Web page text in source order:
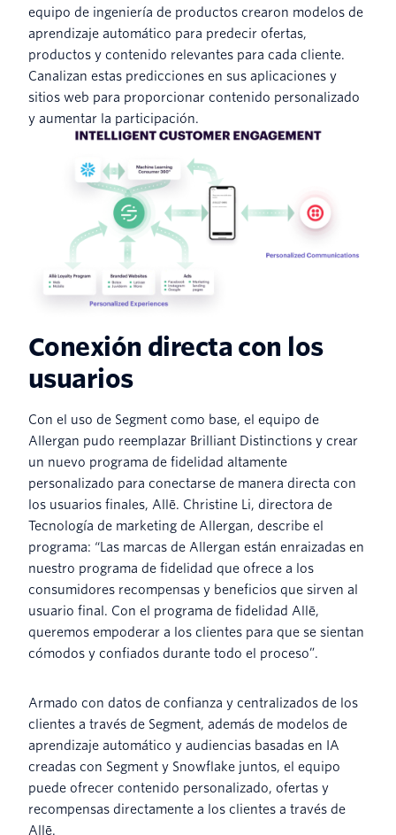
equipo de ingeniería de productos crearon modelos de
aprendizaje automático para predecir ofertas,
productos y contenido relevantes para cada cliente.
Canalizan estas predicciones en sus aplicaciones y
sitios web para proporcionar contenido personalizado
y aumentar la participación.
Conexión directa con los
usuarios
Con el uso de Segment como base, el equipo de
Allergan pudo reemplazar Brilliant Distinctions y crear
un nuevo programa de fidelidad altamente
personalizado para conectarse de manera directa con
los usuarios finales, Allē. Christine Li, directora de
Tecnología de marketing de Allergan, describe el
programa: “Las marcas de Allergan están enraizadas en
nuestro programa de fidelidad que ofrece a los
consumidores recompensas y beneficios que sirven al
usuario final. Con el programa de fidelidad Allē,
queremos empoderar a los clientes para que se sientan
cómodos y confiados durante todo el proceso”.
Armado con datos de confianza y centralizados de los
clientes a través de Segment, además de modelos de
aprendizaje automático y audiencias basadas en IA
creadas con Segment y Snowflake juntos, el equipo
puede ofrecer contenido personalizado, ofertas y
recompensas directamente a los clientes a través de
Allē.